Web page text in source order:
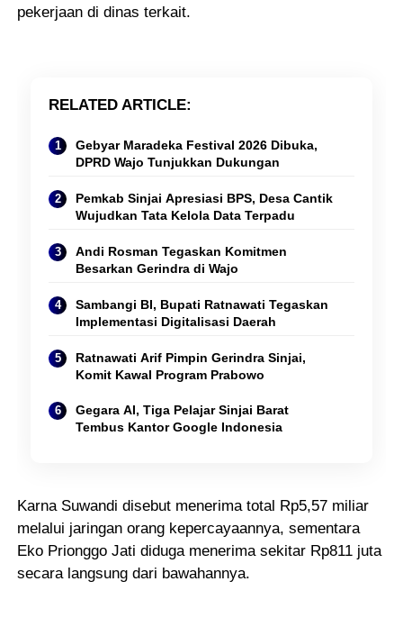
pekerjaan di dinas terkait.
RELATED ARTICLE
Gebyar Maradeka Festival 2026 Dibuka,
DPRD Wajo Tunjukkan Dukungan
Pemkab Sinjai Apresiasi BPS, Desa Cantik
Wujudkan Tata Kelola Data Terpadu
Andi Rosman Tegaskan Komitmen
Besarkan Gerindra di Wajo
Sambangi BI, Bupati Ratnawati Tegaskan
Implementasi Digitalisasi Daerah
Ratnawati Arif Pimpin Gerindra Sinjai,
Komit Kawal Program Prabowo
Gegara AI, Tiga Pelajar Sinjai Barat
Tembus Kantor Google Indonesia
Karna Suwandi disebut menerima total Rp5,57 miliar
melalui jaringan orang kepercayaannya, sementara
Eko Prionggo Jati diduga menerima sekitar Rp811 juta
secara langsung dari bawahannya.